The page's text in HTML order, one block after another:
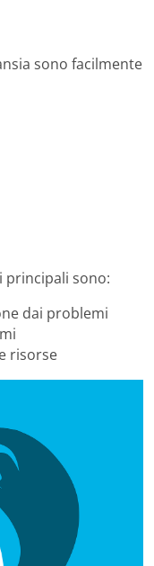
sono facilmente
principali sono:
dai problemi
risorse